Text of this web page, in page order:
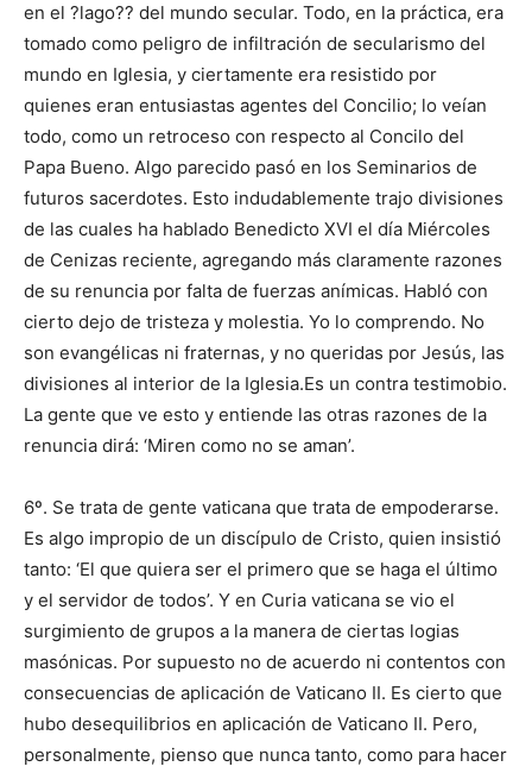
en el ?lago?? del mundo secular. Todo, en la práctica, era
tomado como peligro de infiltración de secularismo del
mundo en Iglesia, y ciertamente era resistido por
quienes eran entusiastas agentes del Concilio; lo veían
todo, como un retroceso con respecto al Concilo del
Papa Bueno. Algo parecido pasó en los Seminarios de
futuros sacerdotes. Esto indudablemente trajo divisiones
de las cuales ha hablado Benedicto XVI el día Miércoles
de Cenizas reciente, agregando más claramente razones
de su renuncia por falta de fuerzas anímicas. Habló con
cierto dejo de tristeza y molestia. Yo lo comprendo. No
son evangélicas ni fraternas, y no queridas por Jesús, las
divisiones al interior de la Iglesia.Es un contra testimobio.
La gente que ve esto y entiende las otras razones de la
renuncia dirá: ‘Miren como no se aman’.
6º. Se trata de gente vaticana que trata de empoderarse.
Es algo impropio de un discípulo de Cristo, quien insistió
tanto: ‘El que quiera ser el primero que se haga el último
y el servidor de todos’. Y en Curia vaticana se vio el
surgimiento de grupos a la manera de ciertas logias
masónicas. Por supuesto no de acuerdo ni contentos con
consecuencias de aplicación de Vaticano II. Es cierto que
hubo desequilibrios en aplicación de Vaticano II. Pero,
personalmente, pienso que nunca tanto, como para hacer